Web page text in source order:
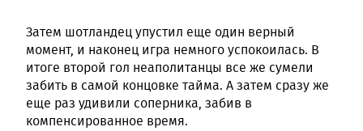
Затем шотландец упустил еще один верный
момент, и наконец игра немного успокоилась. В
итоге второй гол неаполитанцы все же сумели
забить в самой концовке тайма. А затем сразу же
еще раз удивили соперника, забив в
компенсированное время.